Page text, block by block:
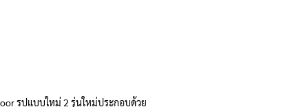
รูปแบบใหม่ 2 รุ่นใหม่ประกอบด้วย